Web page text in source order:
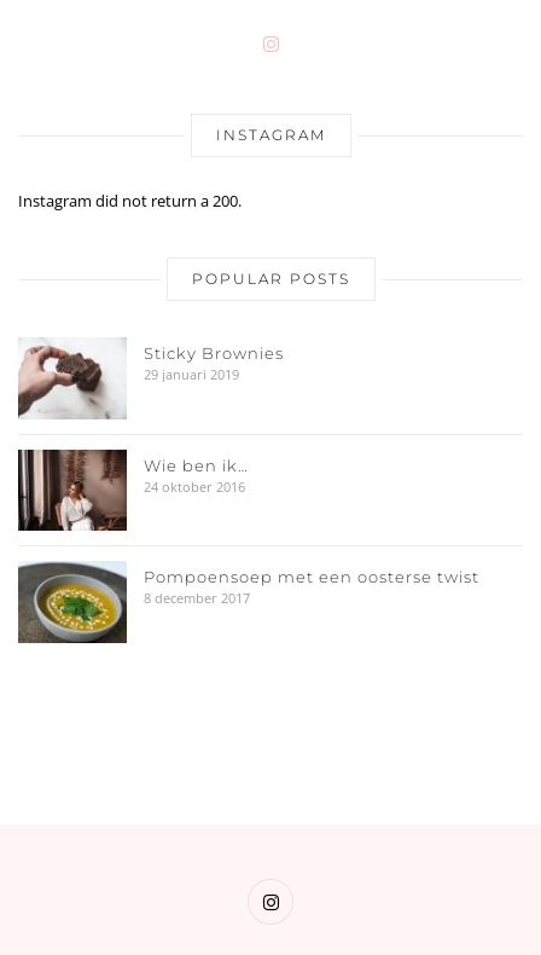
INSTAGRAM
Instagram did not return a 200.
POPULAR POSTS
Sticky Brownies
29 januari 2019
Wie ben ik…
24 oktober 2016
Pompoensoep met een oosterse twist
8 december 2017